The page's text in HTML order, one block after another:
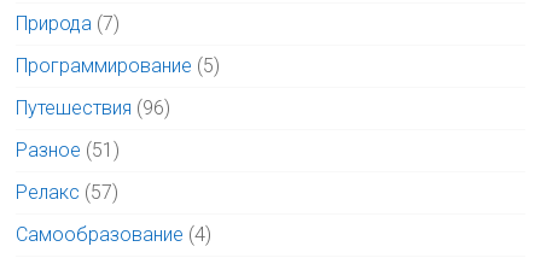
Природа (7)
Программирование (5)
Путешествия (96)
Разное (51)
Релакс (57)
Самообразование (4)